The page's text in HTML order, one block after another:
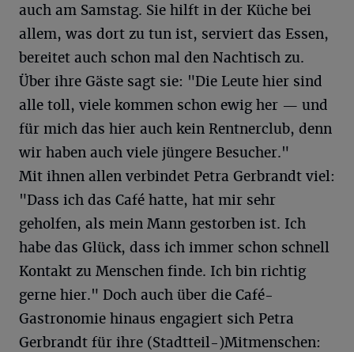
auch am Samstag. Sie hilft in der Küche bei
allem, was dort zu tun ist, serviert das Essen,
bereitet auch schon mal den Nachtisch zu.
Über ihre Gäste sagt sie: "Die Leute hier sind
alle toll, viele kommen schon ewig her — und
für mich das hier auch kein Rentnerclub, denn
wir haben auch viele jüngere Besucher."
Mit ihnen allen verbindet Petra Gerbrandt viel:
"Dass ich das Café hatte, hat mir sehr
geholfen, als mein Mann gestorben ist. Ich
habe das Glück, dass ich immer schon schnell
Kontakt zu Menschen finde. Ich bin richtig
gerne hier." Doch auch über die Café-
Gastronomie hinaus engagiert sich Petra
Gerbrandt für ihre (Stadtteil-)Mitmenschen: